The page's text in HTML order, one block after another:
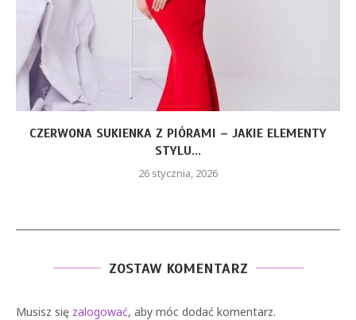
CZERWONA SUKIENKA Z PIÓRAMI – JAKIE ELEMENTY
STYLU...
26 stycznia, 2026
ZOSTAW KOMENTARZ
Musisz się zalogować, aby móc dodać komentarz.